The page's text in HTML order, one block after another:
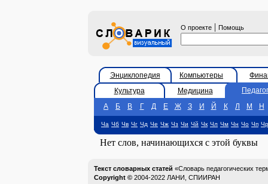
О проекте | Помощь
Энциклопедия Компьютеры
Культура
Медицина
А
Б В Г Д Е Ж З И Й К Л М Н
Ча Чб Чв Чг Чд Че Чж Чз Чи Чй Чк Чл Чм Чн Чо Чп Чр
Нет слов, начинающихся с этой буквы
Текст словарных статей «Словарь педагогических
Copyright © 2004-2022 ЛАНИ, СПИИРАН